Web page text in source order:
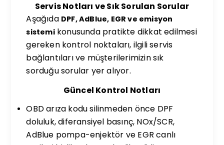
Servis Notları ve Sık Sorulan Sorular
Aşağıda DPF, AdBlue, EGR ve emisyon
sistemikonusunda pratikte dikkat edilmesi
gereken kontrol noktaları, ilgili servis
bağlantıları ve müşterilerimizin sık
sorduğu sorular yer alıyor.
Güncel Kontrol Notları
OBD arıza kodu silinmeden önce DPF
doluluk, diferansiyel basınç, NOx/SCR,
AdBlue pompa-enjektör ve EGR canlı